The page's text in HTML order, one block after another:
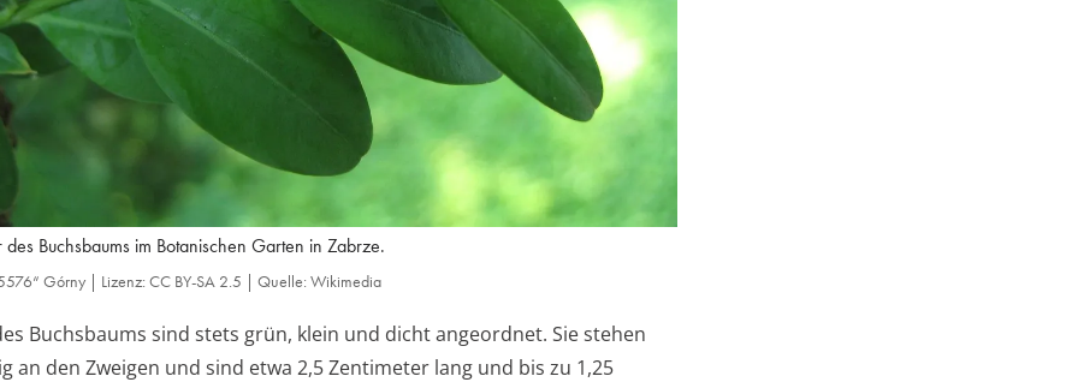
Buchsbaums im Botanischen Garten in Zabrze.
Górny | Lizenz: CC BY-SA 2.5 | Quelle: Wikimedia
Buchsbaums sind stets grün, klein und dicht angeordnet. Sie stehen
an den Zweigen und sind etwa 2,5 Zentimeter lang und bis zu 1,25